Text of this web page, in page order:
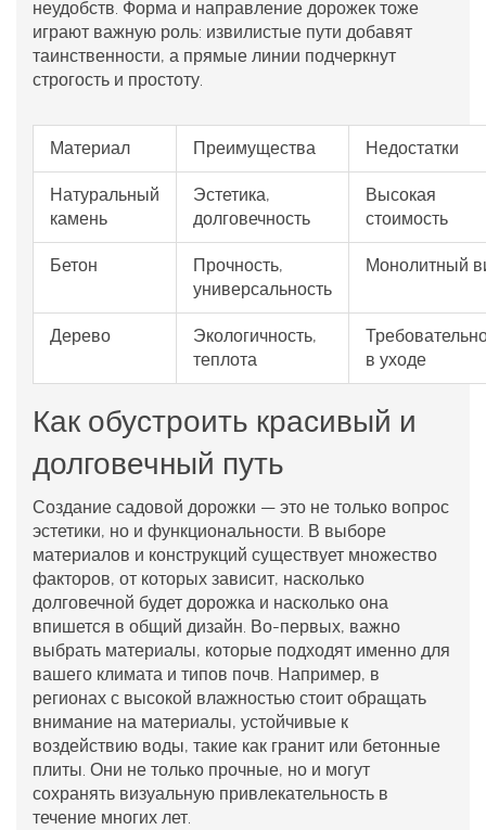
неудобств. Форма и направление дорожек тоже
играют важную роль: извилистые пути добавят
таинственности, а прямые линии подчеркнут
строгость и простоту.
Материал Преимущества Недостатки
Натуральный
камень
Эстетика,
долговечность
Высокая
стоимость
Бетон
Прочность,
универсальность
Монолитный
Дерево
Экологичность,
теплота
в уходе
Как обустроить красивый и
долговечный путь
Создание садовой дорожки — это не только вопрос
эстетики, но и функциональности. В выборе
материалов и конструкций существует множество
факторов, от которых зависит, насколько
долговечной будет дорожка и насколько она
впишется в общий дизайн. Во-первых, важно
выбрать материалы, которые подходят именно для
вашего климата и типов почв. Например, в
регионах с высокой влажностью стоит обращать
внимание на материалы, устойчивые к
воздействию воды, такие как гранит или бетонные
плиты. Они не только прочные, но и могут
сохранять визуальную привлекательность в
течение многих лет.